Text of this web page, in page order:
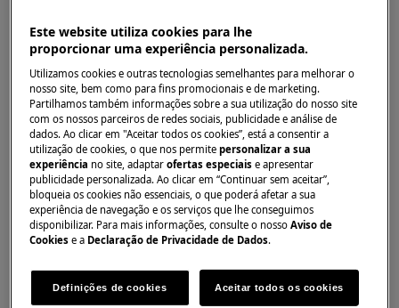
Solução
Se a máquina de lavar não aquecer e não
exibir mensagem de erro, consulte as
sugestões abaixo para obter instruções passo
a passo.
Os aparelhos modernos lavam a
temperaturas mais baixas e, se a máquina
tiver substituído um modelo mais antigo,
tão elevada como a anterior.
O enxágue final geralmente é frio, então
Este website utiliza cookies para lhe
proporcionar uma experiência personalizada.
Utilizamos cookies e outras tecnologias semelhantes para melhorar o
nosso site, bem como para fins promocionais e de marketing.
Partilhamos também informações sobre a sua utilização do nosso site
com os nossos parceiros de redes sociais, publicidade e análise de
dados. Ao clicar em "Aceitar todos os cookies”, está a consentir a
utilização de cookies, o que nos permitepersonalizar a sua
experiência no site, adaptarofertas especiaise apresentar
publicidade personalizada. Ao clicar em “Continuar sem aceitar”,
bloqueia os cookies não essenciais, o que poderá afetar a sua
experiência de navegação e os serviços que lhe conseguimos
disponibilizar. Para mais informações, consulte o nossoAviso de
Cookies e a Declaração de Privacidade de Dados.
Definições de cookies Aceitar todos os cookies